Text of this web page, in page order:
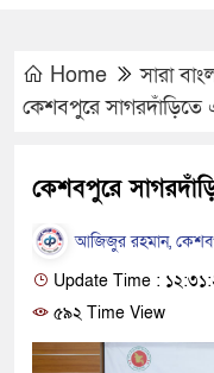
Home
সারা
কেশবপুরে সাগরদাঁড়িতে
কেশবপুরে
আজিজুর রহমান,
Update Time :
৫৯২ Time View